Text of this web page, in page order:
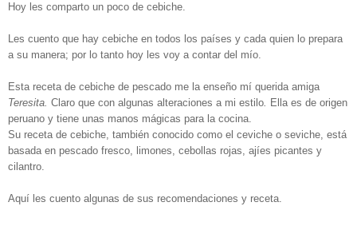
Hoy les comparto un poco de cebiche.
Les cuento que hay cebiche en todos los países y cada quien lo prepara
a su manera; por lo tanto hoy les voy a contar del mío.
Esta receta de cebiche de pescado me la enseño mí querida amiga
Teresita. Claro que con algunas alteraciones a mi estilo. Ella es de origen
peruano y tiene unas manos mágicas para la cocina.
Su receta de cebiche, también conocido como el ceviche o seviche, está
basada en pescado fresco, limones, cebollas rojas, ajíes picantes y
cilantro.
Aquí les cuento algunas de sus recomendaciones y receta.